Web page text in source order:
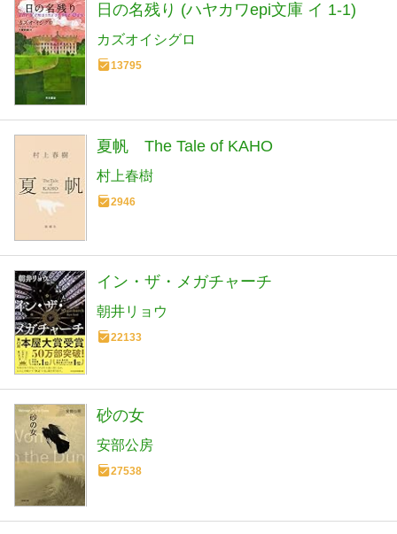
日の名残り (ハヤカワepi文庫 イ 1-1)
カズオイシグロ
13795
夏帆 The Tale of KAHO
村上春樹
2946
イン・ザ・メガチャーチ
朝井リョウ
22133
砂の女
安部公房
27538